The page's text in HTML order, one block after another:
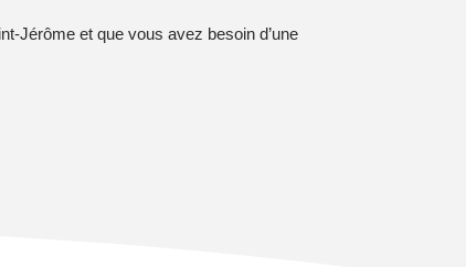
Jérôme et que vous avez besoin d’une